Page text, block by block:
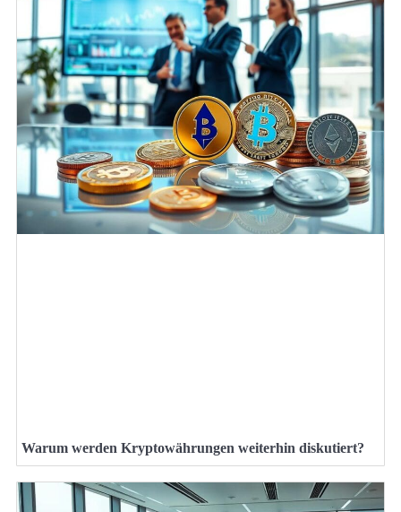
Warum werden Kryptowährungen weiterhin diskutiert?